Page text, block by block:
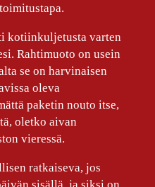
kotiinkuljetusta varten
Rahtimuoto on usein
se on harvinaisen
oleva
paketin nouto itse,
oletko aivan
vieressä.
ratkaiseva, jos
sisällä, ja siksi on